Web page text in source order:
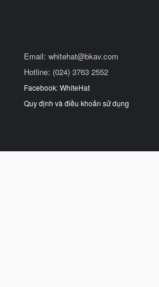
Email: whitehat@bkav.com
Hotline: (024) 3763 2552
Facebook: WhiteHat
Quy định và điều khoản sử dụng